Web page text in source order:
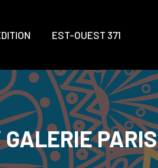
EST-OUEST 371